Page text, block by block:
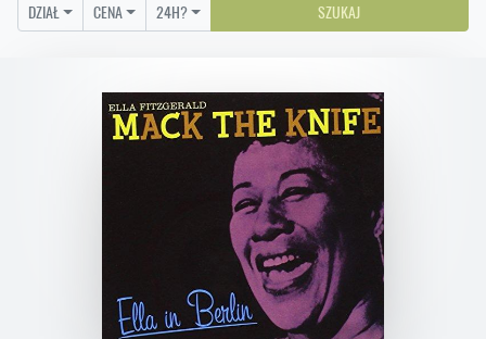
DZIAŁ CENA 24H? SZUKAJ